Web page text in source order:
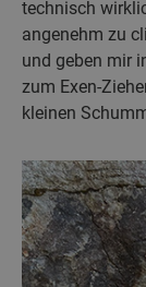
technisch
angenehm zu
und geben mir
zum Exen-
kleinen